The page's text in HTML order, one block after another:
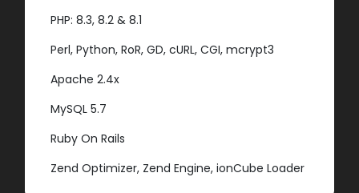
PHP: 8.3, 8.2 & 8.1
Perl, Python, RoR, GD, cURL, CGI, mcrypt3
Apache 2.4x
MySQL 5.7
Ruby On Rails
Zend Optimizer, Zend Engine, ionCube Loader